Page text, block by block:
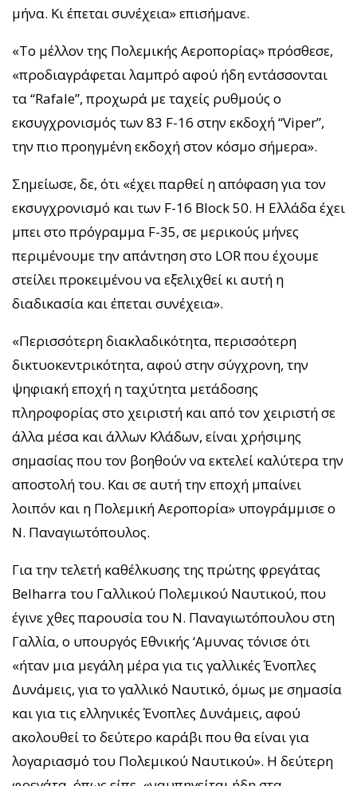
μήνα. Κι έπεται συνέχεια» επισήμανε.
«Το μέλλον της Πολεμικής Αεροπορίας» πρόσθεσε,
«προδιαγράφεται λαμπρό αφού ήδη εντάσσονται
τα “Rafale”, προχωρά με ταχείς ρυθμούς ο
εκσυγχρονισμός των 83 F-16 στην εκδοχή “Viper”,
την πιο προηγμένη εκδοχή στον κόσμο σήμερα».
Σημείωσε, δε, ότι «έχει παρθεί η απόφαση για τον
εκσυγχρονισμό και των F-16 Block 50. Η Ελλάδα έχει
μπει στο πρόγραμμα F-35, σε μερικούς μήνες
περιμένουμε την απάντηση στο LOR που έχουμε
στείλει προκειμένου να εξελιχθεί κι αυτή η
διαδικασία και έπεται συνέχεια».
«Περισσότερη διακλαδικότητα, περισσότερη
δικτυοκεντρικότητα, αφού στην σύγχρονη, την
ψηφιακή εποχή η ταχύτητα μετάδοσης
πληροφορίας στο χειριστή και από τον χειριστή σε
άλλα μέσα και άλλων Κλάδων, είναι χρήσιμης
σημασίας που τον βοηθούν να εκτελεί καλύτερα την
αποστολή του. Και σε αυτή την εποχή μπαίνει
λοιπόν και η Πολεμική Αεροπορία» υπογράμμισε ο
Ν. Παναγιωτόπουλος.
Για την τελετή καθέλκυσης της πρώτης φρεγάτας
Belharra του Γαλλικού Πολεμικού Ναυτικού, που
έγινε χθες παρουσία του Ν. Παναγιωτόπουλου στη
Γαλλία, ο υπουργός Εθνικής ‘Αμυνας τόνισε ότι
«ήταν μια μεγάλη μέρα για τις γαλλικές Ένοπλες
Δυνάμεις, για το γαλλικό Ναυτικό, όμως με σημασία
και για τις ελληνικές Ένοπλες Δυνάμεις, αφού
ακολουθεί το δεύτερο καράβι που θα είναι για
λογαριασμό του Πολεμικού Ναυτικού». Η δεύτερη